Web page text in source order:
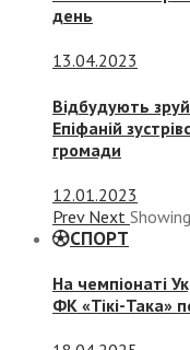
день
13.04.2023
Відбудують
Епіфаній
громади
12.01.2023
Prev Next Showing
СПОРТ
На чемпіонаті
ФК «Тікі-Така»